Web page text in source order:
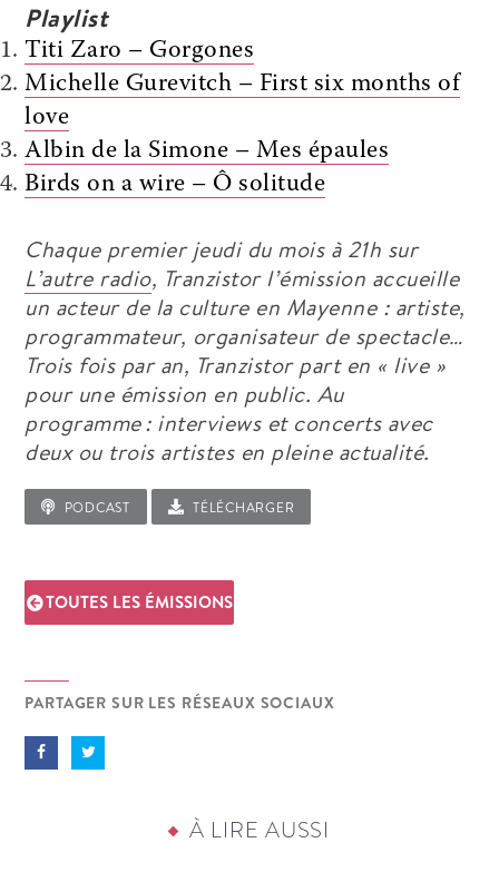
Playlist
Titi Zaro – Gorgones
Michelle Gurevitch – First six months of
love
Albin de la Simone – Mes épaules
Birds on a wire – Ô solitude
Chaque premier jeudi du mois à 21h sur
L’autre radio, Tranzistorl’émission accueille
un acteur de la culture en Mayenne : artiste,
programmateur, organisateur de spectacle…
Trois fois par an, Tranzistorpart en « live »
pour une émission en public. Au
programme: interviews et concerts avec
deux ou trois artistes en pleine actualité.
PODCAST TÉLÉCHARGER
TOUTES LES ÉMISSIONS
PARTAGER SUR LES RÉSEAUX SOCIAUX
À LIRE AUSSI